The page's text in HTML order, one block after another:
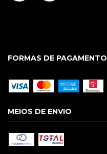
FORMAS DE PAGAMENTO
MEIOS DE ENVIO